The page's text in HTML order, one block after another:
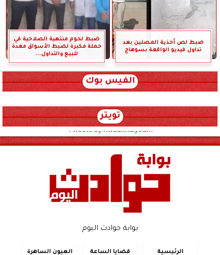
ضبط لص أحذية المصلين بعد
تداول فيديو الواقعة بسوهاج
ضبط لحوم منتهية الصلاحية في
حملة مكبرة لضبط الأسواق معدة
للبيع والتداول...
الفيس بوك
تويتر
Tweets by hwadithalyoum
بوابة حوادث اليوم
الرئيسية قضايا الساعة العيون الساهرة